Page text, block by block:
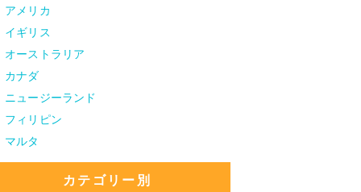
アメリカ
イギリス
オーストラリア
カナダ
ニュージーランド
フィリピン
マルタ
カテゴリー別